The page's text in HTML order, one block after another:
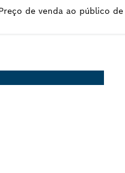
fios EXPERT Laminated Panel
de venda ao público